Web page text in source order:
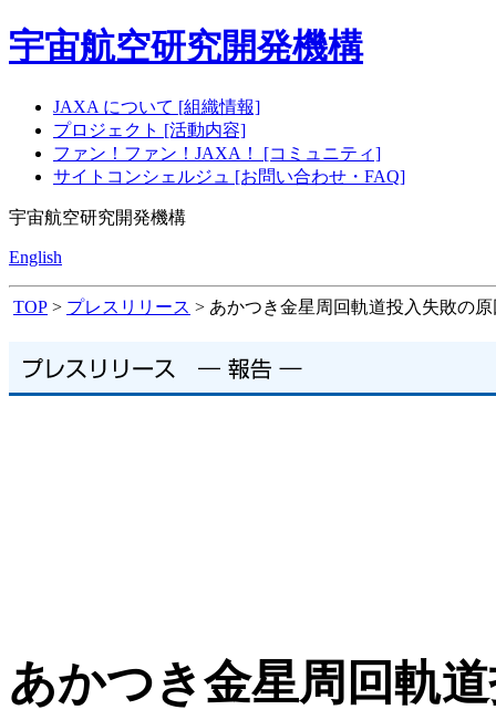
宇宙航空研究開発機構
JAXA について [組織情報]
プロジェクト [活動内容]
ファン！ファン！JAXA！ [コミュニティ]
サイトコンシェルジュ [お問い合わせ・FAQ]
宇宙航空研究開発機構
English
TOP > プレスリリース > あかつき金星周回軌道投入失敗の
あかつき金星周回軌